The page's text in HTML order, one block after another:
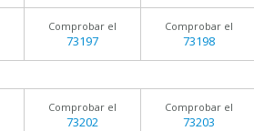
Comprobar el
73197
Comprobar el
73198
Comprobar el
73202
Comprobar el
73203